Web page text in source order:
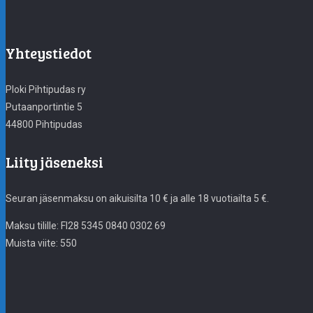
Yhteystiedot
Ploki Pihtipudas ry
Putaanportintie 5
44800 Pihtipudas
Liity jäseneksi
Seuran jäsenmaksu on aikuisilta 10 € ja alle 18 vuotiailta 5 €.
Maksu tilille: FI28 5345 0840 0302 69
Muista viite: 550